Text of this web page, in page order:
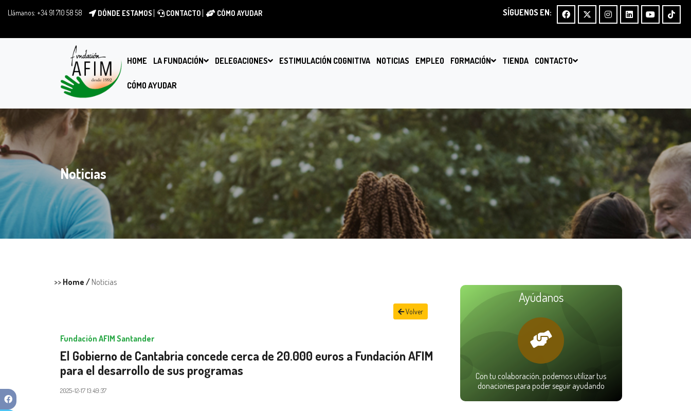
Llámanos: +34 91 710 58 58 DÓNDE ESTAMOS CONTACTO CÓMO AYUDAR SÍGUENOS EN:
HOME LA FUNDACIÓN DELEGACIONES ESTIMULACIÓN COGNITIVA NOTICIAS EMPLEO FORMACIÓN TIENDA CONTACTO
CÓMO AYUDAR
Noticias
>> Home / Noticias
Volver
Fundación AFIM Santander
El Gobierno de Cantabria concede cerca de 20.000 euros a Fundación AFIM
para el desarrollo de sus programas
2025-12-17 13:49:37
Ayúdanos
Con tu colaboración, podemos utilizar tus
donaciones para poder seguir ayudando